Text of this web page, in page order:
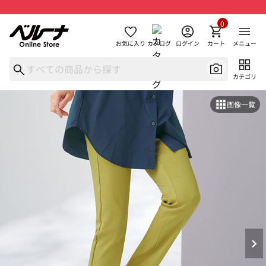
お気に入り カタログ ログイン カート
0
メニュー
カテゴリ
画像一覧